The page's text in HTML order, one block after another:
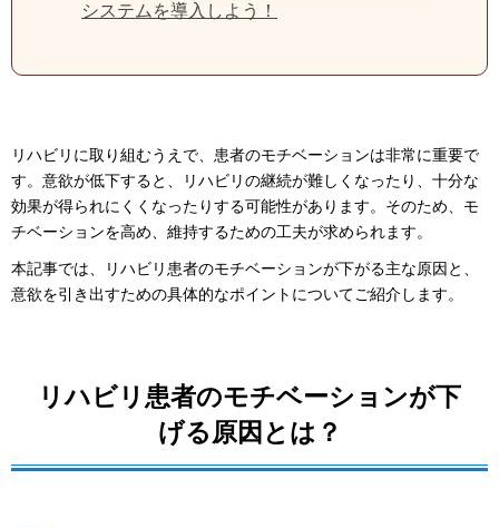
システムを導入しよう！
リハビリに取り組むうえで、患者のモチベーションは非常に重要で
す。意欲が低下すると、リハビリの継続が難しくなったり、十分な
効果が得られにくくなったりする可能性があります。そのため、モ
チベーションを高め、維持するための工夫が求められます。
本記事では、リハビリ患者のモチベーションが下がる主な原因と、
意欲を引き出すための具体的なポイントについてご紹介します。
リハビリ患者のモチベーションが下
げる原因とは？